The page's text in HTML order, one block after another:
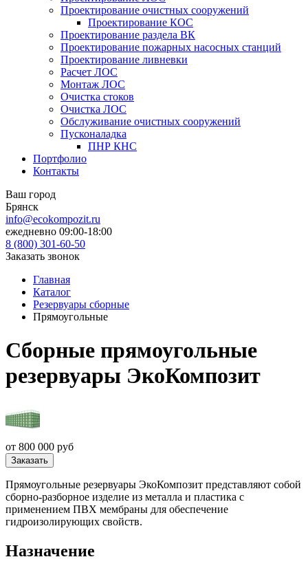
Проектирование очистных сооружений
Проектирование КОС
Проектирование раздела ВК
Проектирование пожарных насосных станций
Проектирование ливневки
Расчет ЛОС
Монтаж ЛОС
Очистка стоков
Очистка ЛОС
Обслуживание очистных сооружений
Пусконаладка
ПНР КНС
Портфолио
Контакты
Ваш город
Брянск
info@ecokompozit.ru
ежедневно 09:00-18:00
8 (800) 301-60-50
Заказать звонок
Главная
Каталог
Резервуары сборные
Прямоугольные
Сборные прямоугольные
резервуары ЭкоКомпозит
от 800 000 руб
Заказать
Прямоугольные резервуары ЭкоКомпозит представляют собой
сборно-разборное изделие из металла и пластика с
применением ПВХ мембраны для обеспечение
гидроизолирующих свойств.
Назначение